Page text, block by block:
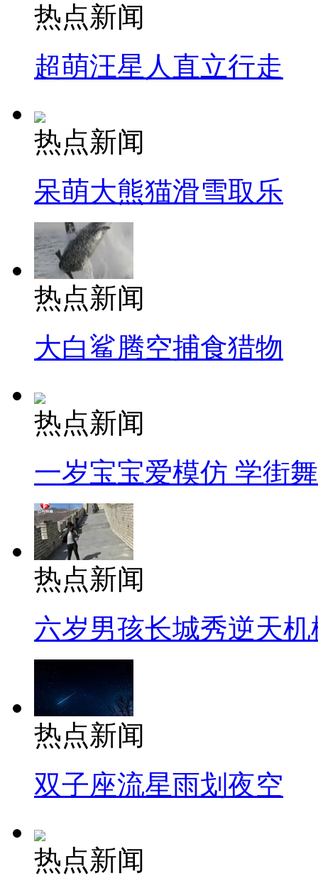
热点新闻
超萌汪星人直立行走
热点新闻
呆萌大熊猫滑雪取乐
热点新闻
大白鲨腾空捕食猎物
热点新闻
一岁宝宝爱模仿 学街
热点新闻
六岁男孩长城秀逆天机
热点新闻
双子座流星雨划夜空
热点新闻